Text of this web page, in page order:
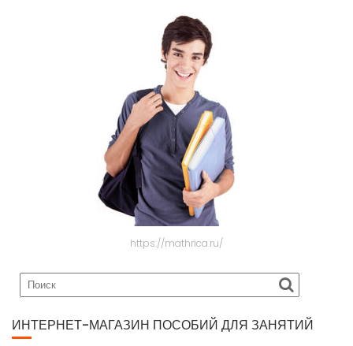
https://mathrica.ru/
ИНТЕРНЕТ-МАГАЗИН ПОСОБИЙ ДЛЯ ЗАНЯТИЙ